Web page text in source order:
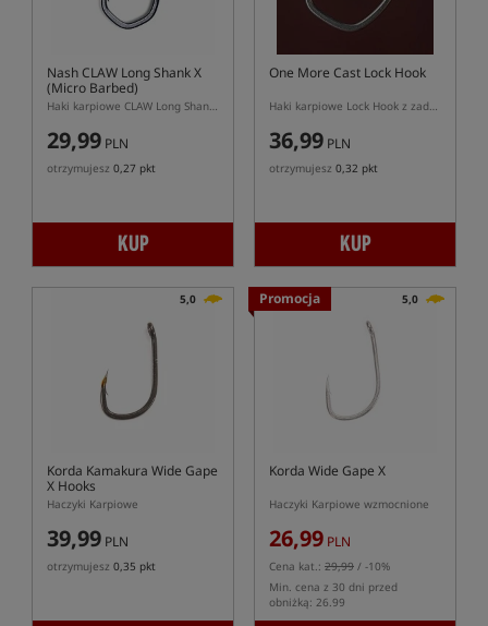
Nash CLAW Long Shank X
(Micro Barbed)
Haki karpiowe CLAW Long Shank X z grubszym drutem i mikrozadziorem
29,99 PLN
otrzymujesz 0,27 pkt
KUP
One More Cast Lock Hook
Haki karpiowe Lock Hook z zadziorem
36,99 PLN
otrzymujesz 0,32 pkt
KUP
5,0
Korda Kamakura Wide Gape
X Hooks
Haczyki Karpiowe
39,99 PLN
otrzymujesz 0,35 pkt
Promocja 5,0
Korda Wide Gape X
Haczyki Karpiowe wzmocnione
26,99 PLN
Cena kat.: 29,99 / -10%
Min. cena z 30 dni przed
obniżką: 26.99